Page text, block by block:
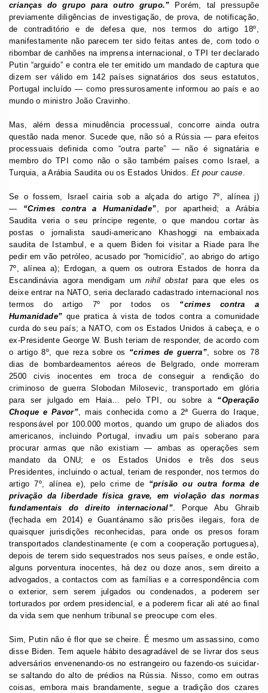
crianças do grupo para outro grupo.” Porém, tal pressupõe
previamente diligências de investigação, de prova, de notificação,
de contraditório e de defesa que, nos termos do artigo 18º,
manifestamente não parecem ter sido feitas antes de, com todo o
ribombar de canhões na imprensa internacional, o TPI ter declarado
Putin “arguido” e contra ele ter emitido um mandado de captura que
dizem ser válido em 142 países signatários dos seus estatutos,
Portugal incluído — como pressurosamente informou ao país e ao
mundo o ministro João Cravinho.
Mas, além dessa minudência processual, concorre ainda outra
questão nada menor. Sucede que, não só a Rússia — para efeitos
processuais definida como “outra parte” — não é signatária e
membro do TPI como não o são também países como Israel, a
Turquia, a Arábia Saudita ou os Estados Unidos. Et pour cause.
Se o fossem, Israel cairia sob a alçada do artigo 7º, alínea j)
— “Crimes contra a Humanidade”, por apartheid; a Arábia
Saudita veria o seu príncipe regente, o que mandou cortar às
postas o jornalista saudi-americano Khashoggi na embaixada
saudita de Istambul, e a quem Biden foi visitar a Riade para lhe
pedir em vão petróleo, acusado por “homicídio”, ao abrigo do artigo
7º, alínea a); Erdogan, a quem os outrora Estados de honra da
Escandinávia agora mendigam umnihil obstat para que eles os
deixe entrar na NATO, seria declarado cadastrado internacional nos
termos do artigo 7º por todos os “crimes contra a
Humanidade” que pratica à vista de todos contra a comunidade
curda do seu país; a NATO, com os Estados Unidos à cabeça, e o
ex-Presidente George W. Bush teriam de responder, de acordo com
o artigo 8º, que reza sobre os “crimes de guerra”, sobre os 78
dias de bombardeamentos aéreos de Belgrado, onde morreram
2500 civis inocentes em troca de conseguir a rendição do
criminoso de guerra Slobodan Milosevic, transportado em glória
para ser julgado em Haia… pelo TPI, ou sobre a “Operação
Choque e Pavor”, mais conhecida como a 2ª Guerra do Iraque,
responsável por 100.000 mortos, quando um grupo de aliados dos
americanos, incluindo Portugal, invadiu um país soberano para
procurar armas que não existiam — ambas as operações sem
mandato da ONU; e os Estados Unidos e três dos seus
Presidentes, incluindo o actual, teriam de responder, nos termos do
artigo 7º, alínea e), pelo crime de “prisão ou outra forma de
privação da liberdade física grave, em violação das normas
fundamentais do direito internacional”. Porque Abu Ghraib
(fechada em 2014) e Guantánamo são prisões ilegais, fora de
quaisquer jurisdições reconhecidas, para onde os presos foram
transportados clandestinamente (e com a cooperação portuguesa),
depois de terem sido sequestrados nos seus países, e onde estão,
alguns porventura inocentes, há dez ou doze anos, sem direito a
advogados, a contactos com as famílias e a correspondência com
o exterior, sem serem julgados ou condenados, a poderem ser
torturados por ordem presidencial, e a poderem ficar ali até ao final
da vida sem que nenhum tribunal se preocupe com eles.
Sim, Putin não é flor que se cheire. É mesmo um assassino, como
disse Biden. Tem aquele hábito desagradável de se livrar dos seus
adversários envenenando-os no estrangeiro ou fazendo-os suicidar-
se saltando do alto de prédios na Rússia. Nisso, como em outras
coisas, embora mais brandamente, segue a tradição dos czares